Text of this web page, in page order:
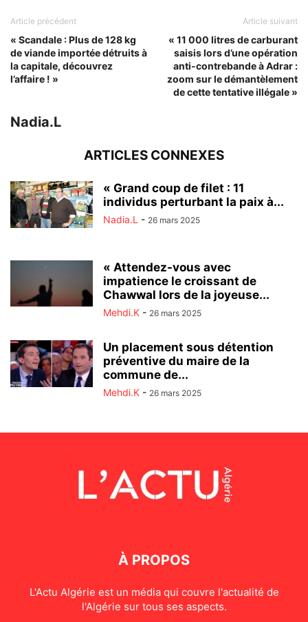
Article précédent
« Scandale : Plus de 128 kg
de viande importée détruits à
la capitale, découvrez
l’affaire ! »
Article suivant
« 11 000 litres de carburant
saisis lors d’une opération
anti-contrebande à Adrar :
zoom sur le démantèlement
de cette tentative illégale »
Nadia.L
ARTICLES CONNEXES
« Grand coup de filet : 11
individus perturbant la paix à...
Nadia.L - 26 mars 2025
« Attendez-vous avec
impatience le croissant de
Chawwal lors de la joyeuse...
Mehdi.K - 26 mars 2025
Un placement sous détention
préventive du maire de la
commune de...
Mehdi.K - 26 mars 2025
À PROPOS
L'Actu Algérie est un média qui couvre l'actualité de
l'Algérie sur tous ses aspects.